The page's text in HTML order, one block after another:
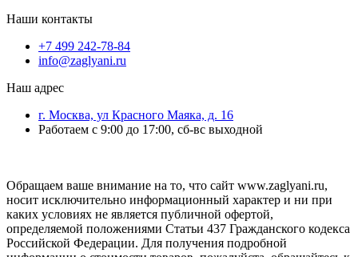
Наши контакты
+7 499 242-78-84
info@zaglyani.ru
Наш адрес
г. Москва, ул Красного Маяка, д. 16
Работаем с 9:00 до 17:00, сб-вс выходной
Обращаем ваше внимание на то, что сайт www.zaglyani.ru,
носит исключительно информационный характер и ни при
каких условиях не является публичной офертой,
определяемой положениями Статьи 437 Гражданского кодекса
Российской Федерации. Для получения подробной